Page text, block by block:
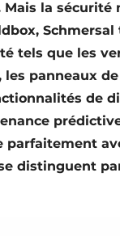
la sécurité
tels que les
les panneaux
de
parfaitement
distinguent